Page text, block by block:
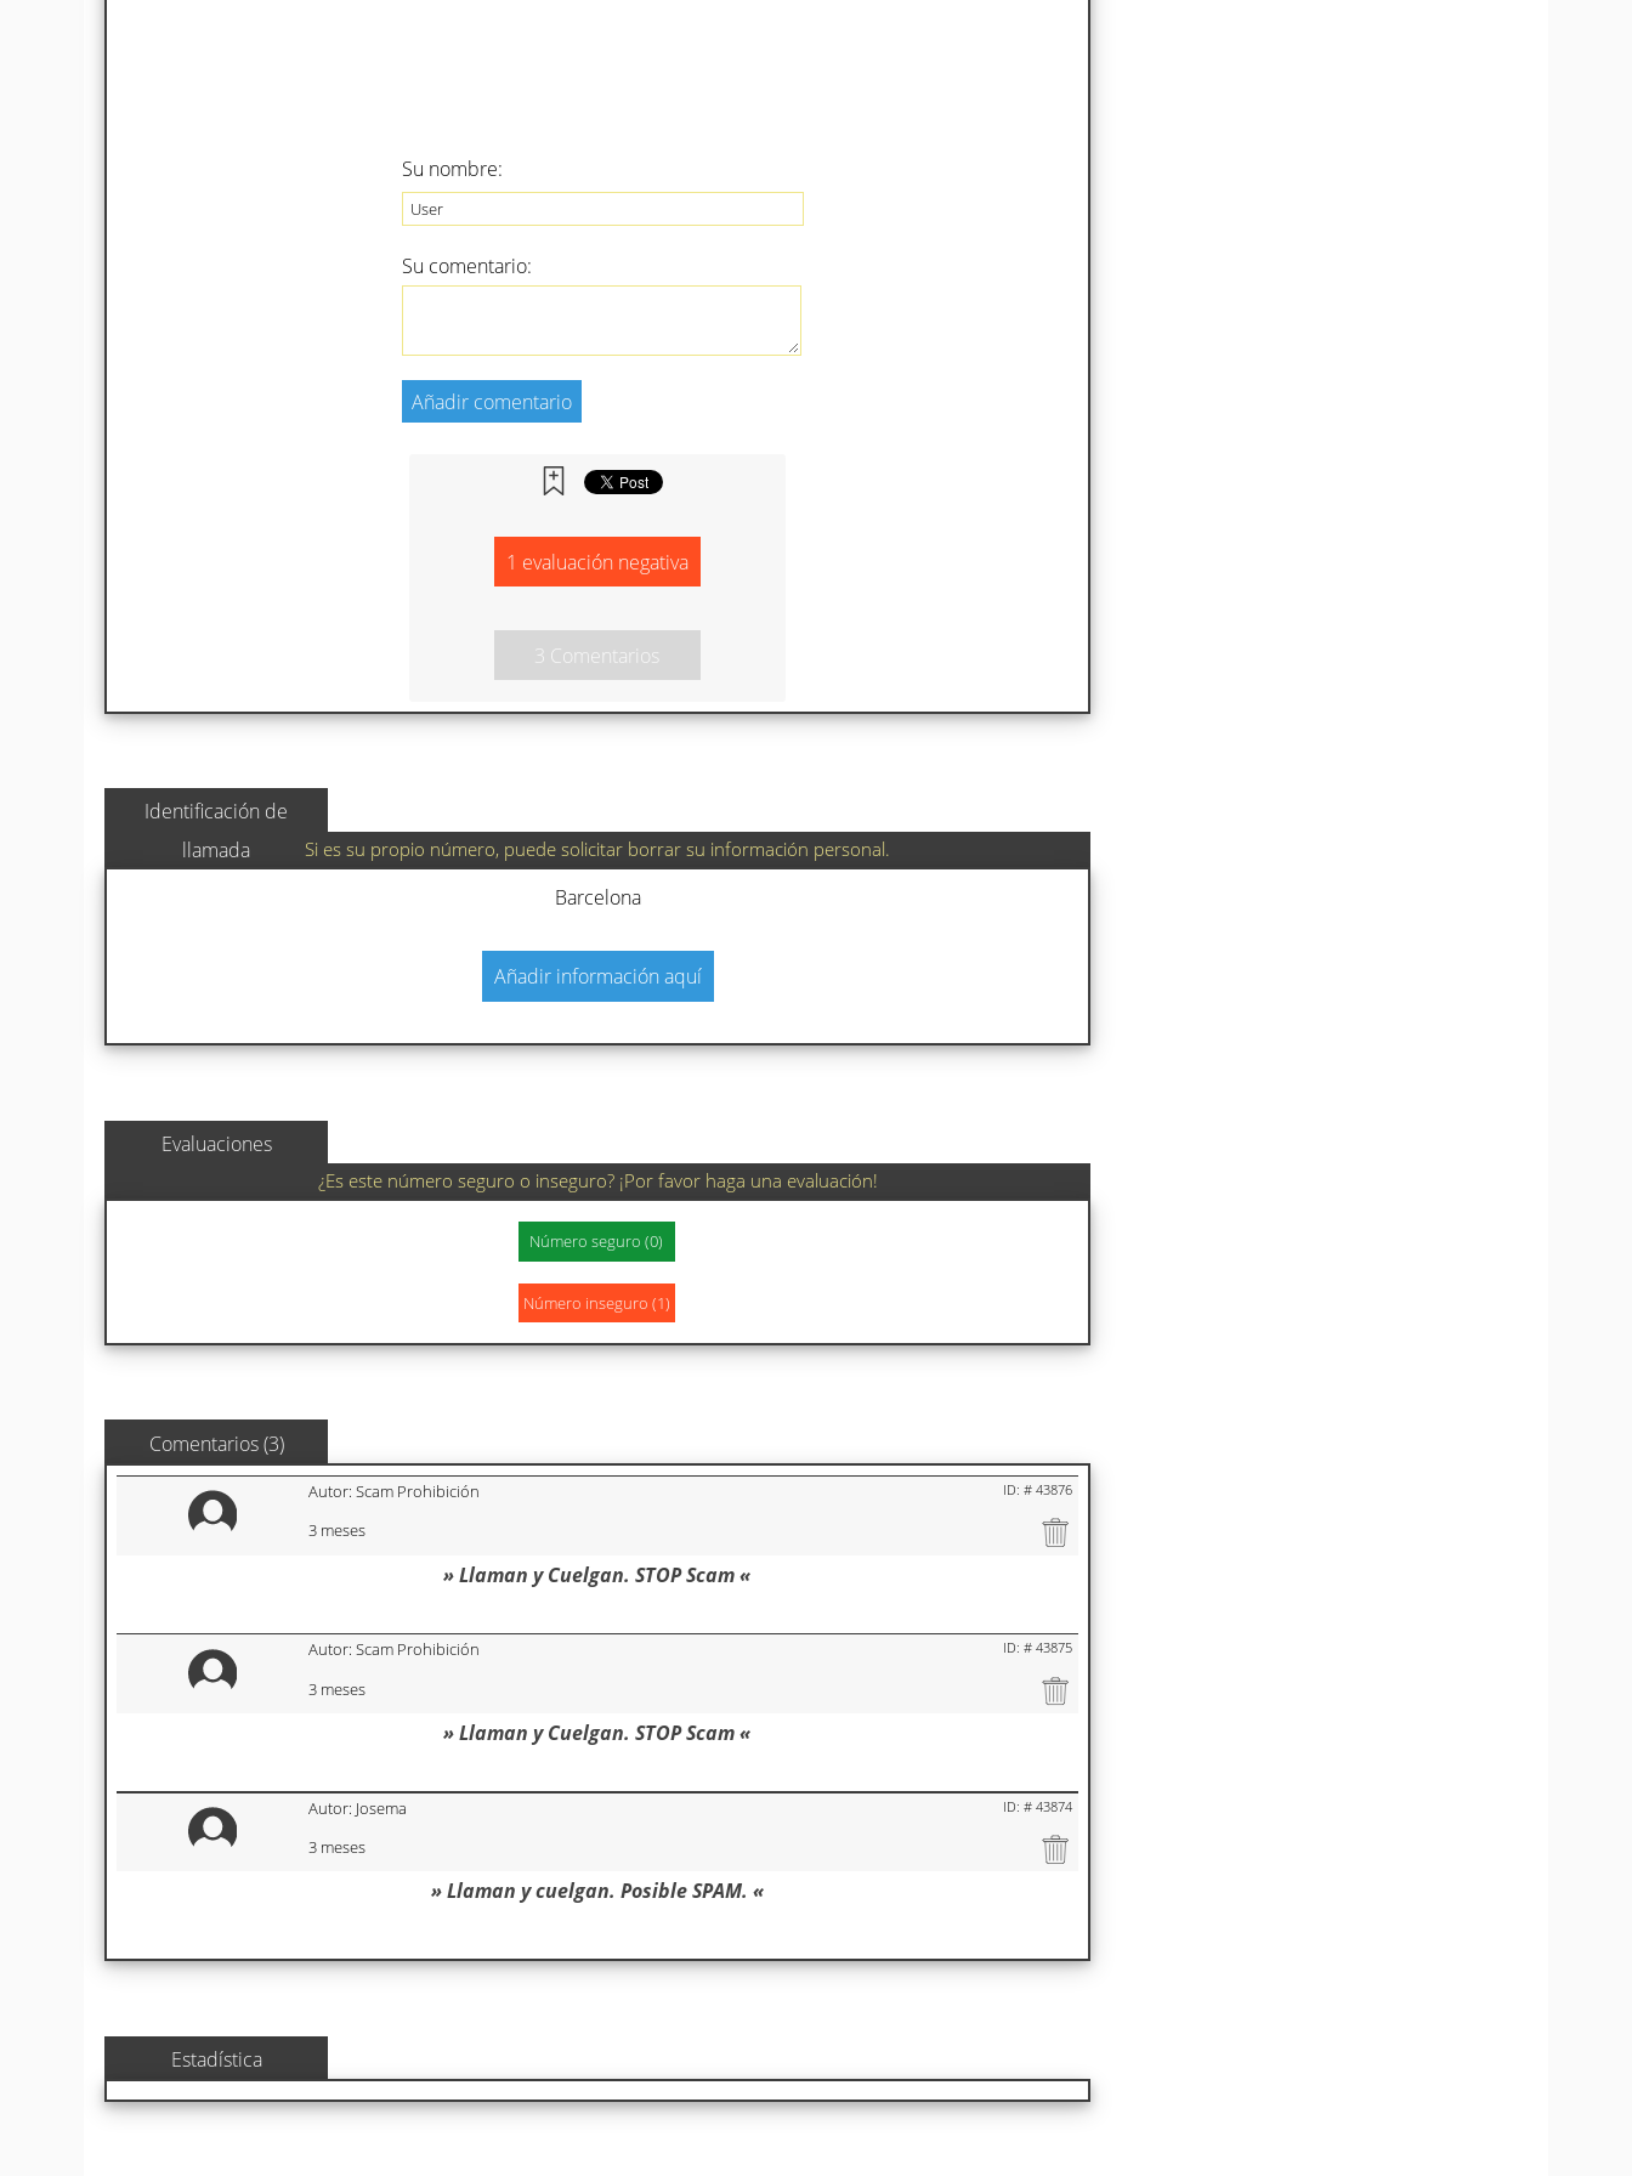
Su nombre:
Su comentario:
1 evaluación negativa
3 Comentarios
Identificación de
llamada
Si es su propio número, puede solicitar borrar su información personal.
Barcelona
Añadir información aquí
Evaluaciones
¿Es este número seguro o inseguro? ¡Por favor haga una evaluación!
Comentarios (3)
Autor: Scam Prohibición
3 meses
ID: # 43876
» Llaman y Cuelgan. STOP Scam «
Autor: Scam Prohibición
3 meses
ID: # 43875
» Llaman y Cuelgan. STOP Scam «
Autor: Josema
3 meses
ID: # 43874
» Llaman y cuelgan. Posible SPAM. «
Estadística